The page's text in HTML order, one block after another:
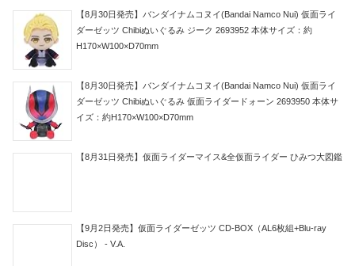
【8月30日発売】バンダイナムコヌイ(Bandai Namco Nui) 仮面ライ
ダーゼッツ Chibiぬいぐるみ ジーク 2693952 本体サイズ：約
H170×W100×D70mm
【8月30日発売】バンダイナムコヌイ(Bandai Namco Nui) 仮面ライ
ダーゼッツ Chibiぬいぐるみ 仮面ライダードォーン 2693950 本体サ
イズ：約H170×W100×D70mm
【8月31日発売】仮面ライダーマイス&全仮面ライダー ひみつ大図鑑
【9月2日発売】仮面ライダーゼッツ CD-BOX（AL6枚組+Blu-ray
Disc） - V.A.